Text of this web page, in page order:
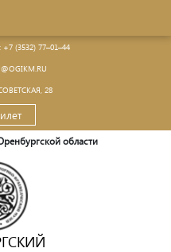
+7 (3532) 77–01–44
28
области